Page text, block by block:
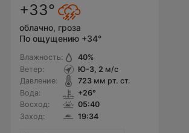
+33°
облачно, гроза
По ощущению +34°
Влажность:
Ветер:
Давление:
Вода:
Восход:
Заход:
40%
Ю-З, 2 м/с
723мм рт. ст.
+26°
05:40
19:34